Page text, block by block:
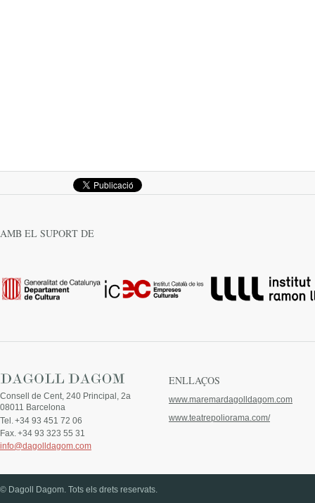
AMB EL SUPORT DE
Consell de Cent, 240 Principal, 2a
08011 Barcelona
Tel. +34 93 451 72 06
Fax. +34 93 323 55 31
info@dagolldagom.com
ENLLAÇOS
www.maremardagolldagom.com
www.teatrepoliorama.com/
© Dagoll Dagom. Tots els drets reservats.